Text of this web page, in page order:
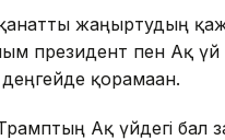
жаңғыртудың
президент пен Ақ үй
қорғамаған.
Ақ үйдегі бал